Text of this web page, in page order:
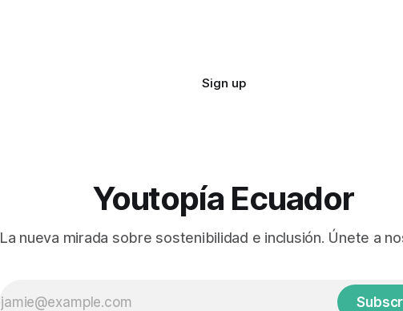
Sign up
Youtopía Ecuador
La nueva mirada sobre sostenibilidad e inclusión. Únete a